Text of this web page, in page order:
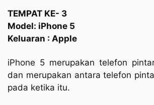
TEMPAT KE- 3
Model: iPhone 5
Keluaran : Apple
iPhone 5 merupakan telefon
dan merupakan antara telefon
pada ketika itu.